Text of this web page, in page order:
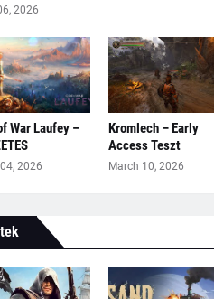
2026
War Laufey –
2026
Kromlech – Early
Access Teszt
March 10, 2026